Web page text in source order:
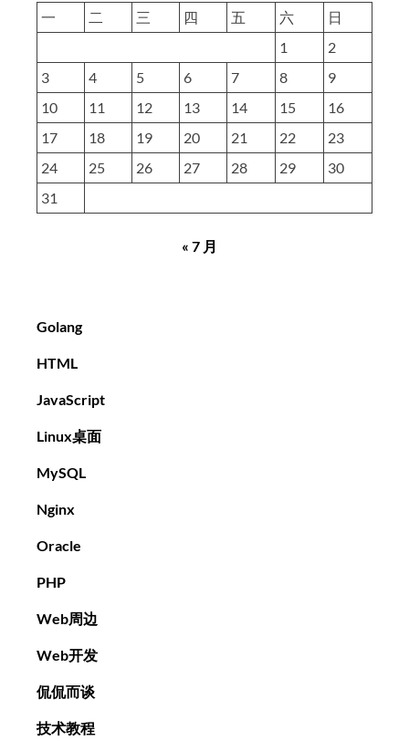
一
二 三 四 五 六
日
1
2
3
4 5 6 7 8
9
10
11 12 13 14 15
16
17
18 19 20 21 22
23
24
25 26 27 28 29
30
31
« 7 月
Golang
HTML
JavaScript
Linux桌面
MySQL
Nginx
Oracle
PHP
Web周边
Web开发
侃侃而谈
技术教程